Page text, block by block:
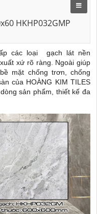
HKHP032GMP
các loại gạch lát nền
xứ rõ ràng. Ngoài giúp
mặt chống trơn, chống
của HOÀNG KIM TILES
sản phẩm, thiết kế đa